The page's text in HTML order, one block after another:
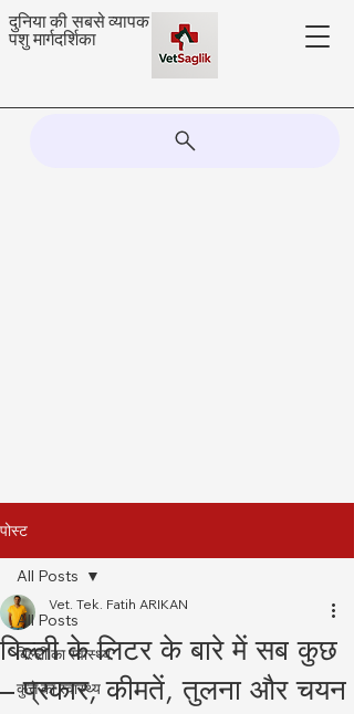
दुनिया की सबसे व्यापक
पशु मार्गदर्शिका
पोस्ट
All Posts
बिल्ली का स्वास्थ्य
कुत्ते का स्वास्थ्य
All Posts
बिल्ली के लिटर के बारे में सब कुछ
– प्रकार, कीमतें, तुलना और चयन
Vet. Tek. Fatih ARIKAN